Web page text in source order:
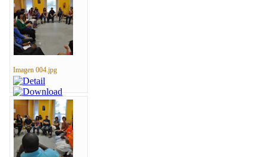
Imagen 004.jpg